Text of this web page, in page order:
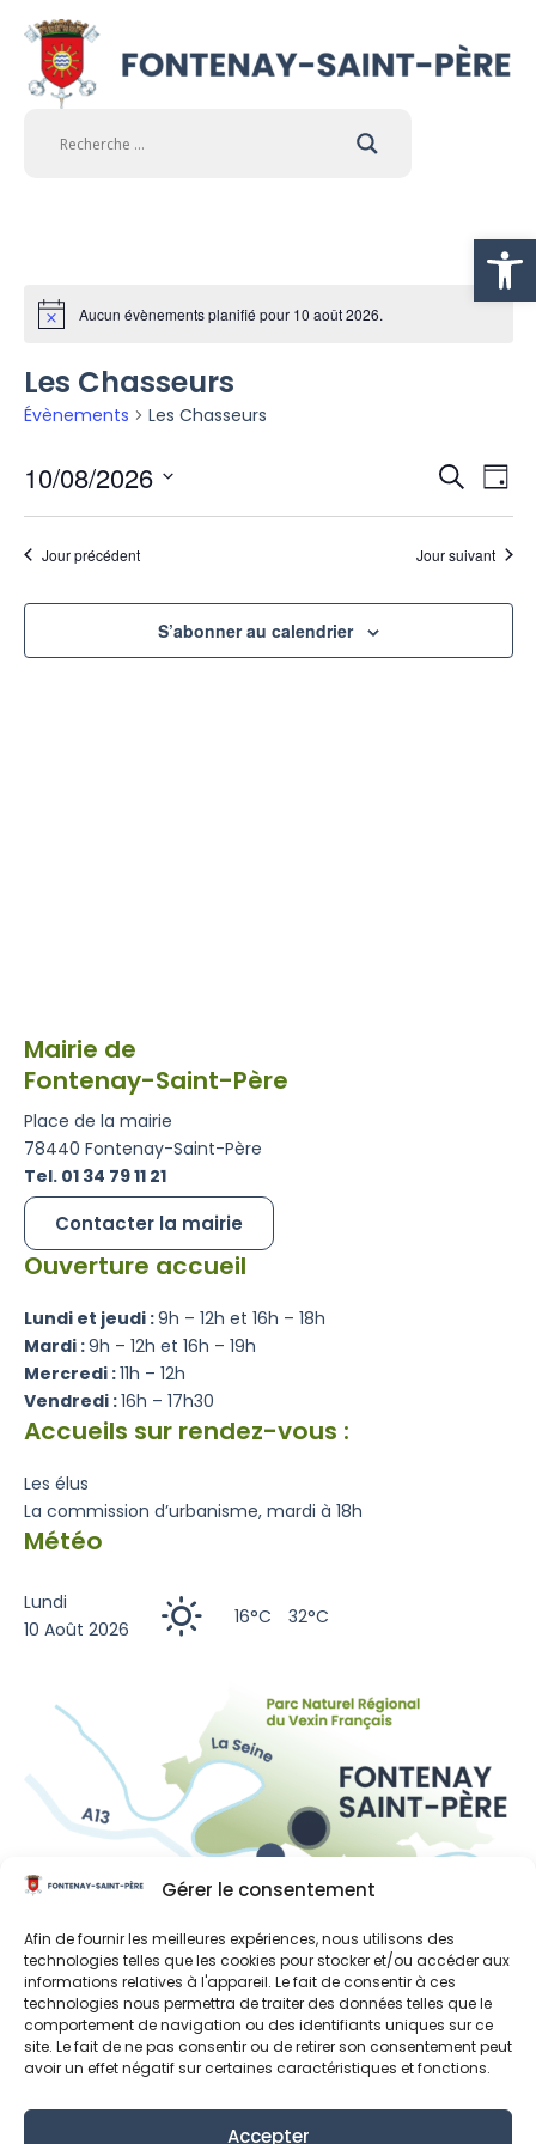
Gérer le consentement
Afin de fournir les meilleures expériences, nous utilisons des
technologies telles que les cookies pour stocker et/ou accéder aux
informations relatives à l'appareil. Le fait de consentir à ces
technologies nous permettra de traiter des données telles que le
comportement de navigation ou des identifiants uniques sur ce
site. Le fait de ne pas consentir ou de retirer son consentement peut
avoir un effet négatif sur certaines caractéristiques et fonctions.
Accepter
Ouvrir
Notice Aucun évènements planifié pour 10 août 2026.
Les Chasseurs
Évènements Les Chasseurs
et
de
Jour
10/08/2026
une
Jour précédent Jour suivant
S’abonner au calendrier
Mairie de
Fontenay-Saint-Père
Place de la mairie
78440 Fontenay-Saint-Père
Tel. 01 34 79 11 21
Contacter la mairie
Ouverture accueil
Lundi et jeudi :9h – 12h et 16h – 18h
Mardi :9h – 12h et 16h – 19h
Mercredi :11h – 12h
Vendredi :16h – 17h30
Accueils sur rendez-vous :
Les élus
La commission d’urbanisme, mardi à 18h
Météo
Lundi
10 Août 2026
16°C 32°C
Liens utiles
Région Île-de-France
Département des Yvelines
Grand Paris Seine et Oise